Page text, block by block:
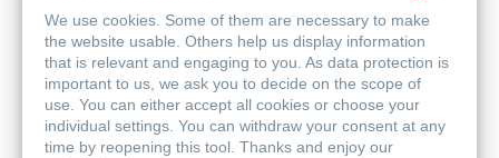
We use cookies. Some of them are necessary to make
the website usable. Others help us display information
that is relevant and engaging to you. As data protection is
important to us, we ask you to decide on the scope of
use. You can either accept all cookies or choose your
individual settings. You can withdraw your consent at any
time by reopening this tool. Thanks and enjoy our